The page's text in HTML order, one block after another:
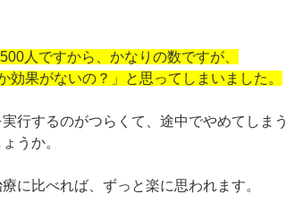
人ですから、かなりの数ですが、
効果がないの？」と思ってしまいました。
行するのがつらくて、途中でやめてしまう
うか。
に比べれば、ずっと楽に思われます。